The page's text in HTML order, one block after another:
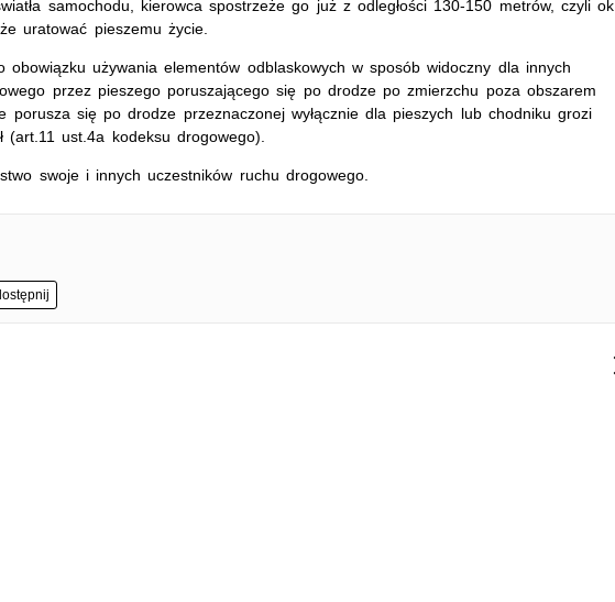
samochodu, kierowca spostrzeże go już z odległości 130-150 metrów, czyli ok.
uratować pieszemu życie.
obowiązku używania elementów odblaskowych w sposób widoczny dla innych
przez pieszego poruszającego się po drodze po zmierzchu poza obszarem
porusza się po drodze przeznaczonej wyłącznie dla pieszych lub chodniku grozi
(art.11 ust.4a kodeksu drogowego).
swoje i innych uczestników ruchu drogowego.